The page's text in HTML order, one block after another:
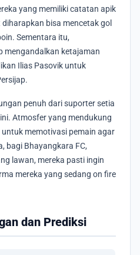
yang memiliki catatan apik
bisa mencetak gol
Sementara itu,
mengandalkan ketajaman
Ilias Pasovik untuk
penuh dari suporter setia
Atmosfer yang mendukung
memotivasi pemain agar
bagi Bhayangkara FC,
lawan, mereka pasti ingin
mereka yang sedang on fire
dan Prediksi